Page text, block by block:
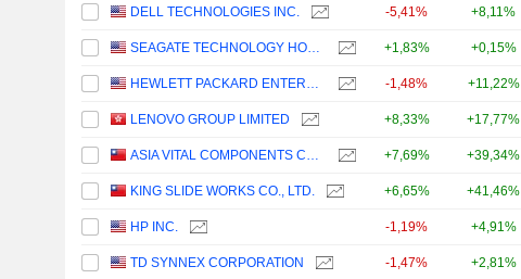
DELL TECHNOLOGIES INC. -5,41% +8,11%
SEAGATE TECHNOLOGY HOLDINGS PLC +1,83% +0,15%
HEWLETT PACKARD ENTERPRISE COMPANY -1,48% +11,22%
LENOVO GROUP LIMITED +8,33% +17,77%
ASIA VITAL COMPONENTS CO., LTD. +7,69% +39,34%
KING SLIDE WORKS CO., LTD. +6,65% +41,46%
HP INC. -1,19% +4,91%
TD SYNNEX CORPORATION -1,47% +2,81%